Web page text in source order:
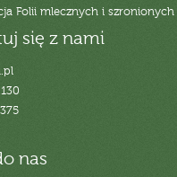
Folii mlecznych i szronionych
się z nami
nas